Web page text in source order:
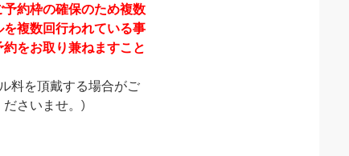
約枠の確保のため複数
複数回行われている事
をお取り兼ねますこと
料を頂戴する場合がご
さいませ。)